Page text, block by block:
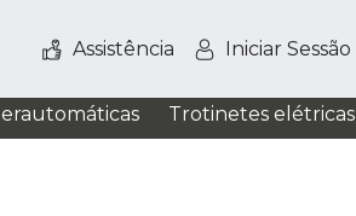
Assistência Iniciar Sessão
Trotinetes elétricas